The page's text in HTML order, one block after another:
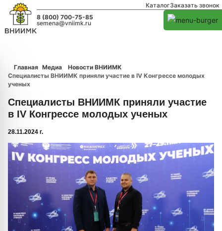
КаталогЗаказать звонок
8 (800) 700-75-85
semena@vniimk.ru
Главная Медиа
Новости ВНИИМК
Специалисты ВНИИМК приняли участие в IV Конгрессе молодых
ученых
Специалисты ВНИИМК приняли участие
в IV Конгрессе молодых ученых
28.11.2024 г.
1/0